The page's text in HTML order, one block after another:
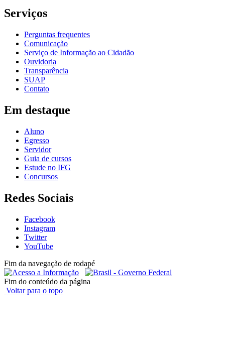
Serviços
Perguntas frequentes
Comunicação
Serviço de Informação ao Cidadão
Ouvidoria
Transparência
SUAP
Contato
Em destaque
Aluno
Egresso
Servidor
Guia de cursos
Estude no IFG
Concursos
Redes Sociais
Facebook
Instagram
Twitter
YouTube
Fim da navegação de rodapé
Fim do conteúdo da página
Voltar para o topo